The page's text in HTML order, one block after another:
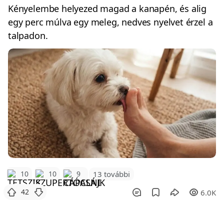
Kényelembe helyezed magad a kanapén, és alig
egy perc múlva egy meleg, nedves nyelvet érzel a
talpadon.
10 10 9 13 további
42 6.0K